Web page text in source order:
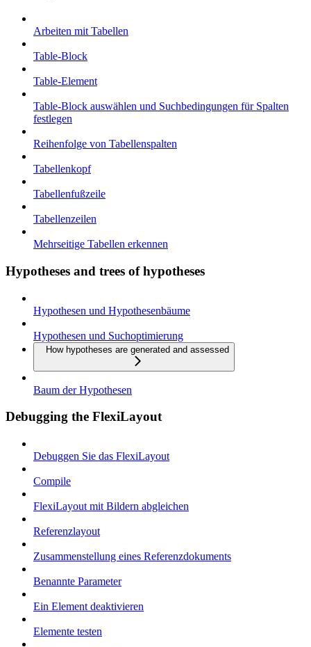
Arbeiten mit Tabellen
Table-Block
Table-Element
Table-Block auswählen und Suchbedingungen für Spalten
festlegen
Reihenfolge von Tabellenspalten
Tabellenkopf
Tabellenfußzeile
Tabellenzeilen
Mehrseitige Tabellen erkennen
Hypotheses and trees of hypotheses
Hypothesen und Hypothesenbäume
Hypothesen und Suchoptimierung
How hypotheses are generated and assessed
Baum der Hypothesen
Debugging the FlexiLayout
Debuggen Sie das FlexiLayout
Compile
FlexiLayout mit Bildern abgleichen
Referenzlayout
Zusammenstellung eines Referenzdokuments
Benannte Parameter
Ein Element deaktivieren
Elemente testen